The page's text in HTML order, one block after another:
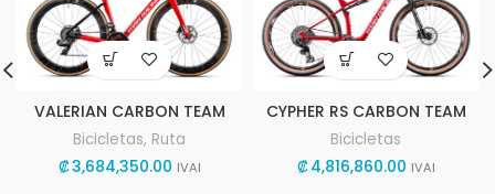
VALERIAN CARBON TEAM
Bicicletas, Ruta
₡3,684,350.00 IVAI
CYPHER RS CARBON TEAM
Bicicletas
₡4,816,860.00 IVAI